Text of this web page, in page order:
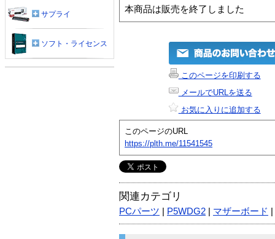
本商品は販売を終了しました
このページを印刷する
メールでURLを送る
お気に入りに追加する
このページのURL
https://plth.me/11541545
関連カテゴリ
PCパーツ P5WDG2 マザーボード
サプライ
ソフト・ライセンス